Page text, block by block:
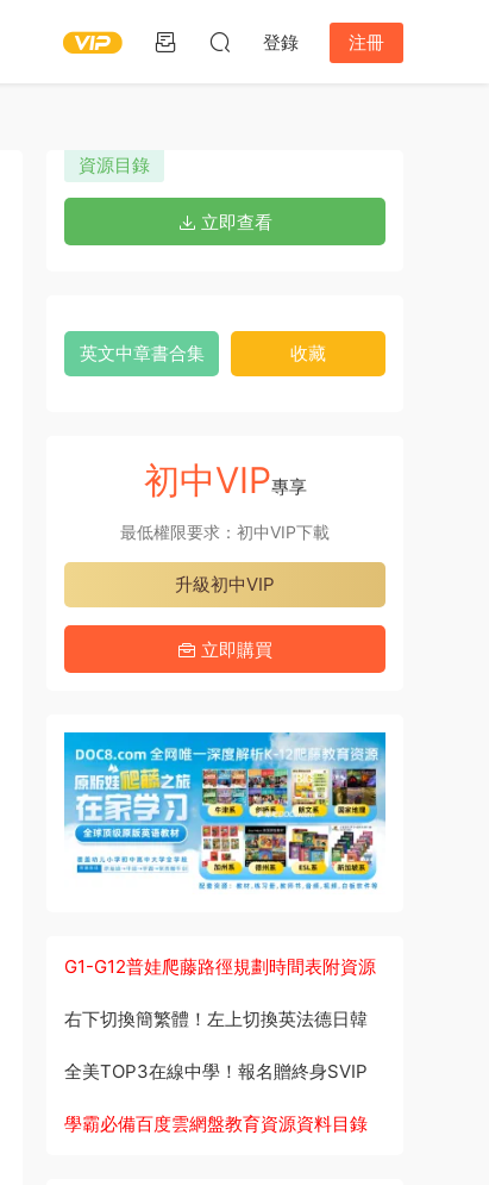
登錄 注冊
資源目錄
立即查看
英文中章書合集 收藏
初中VIP專享
最低權限要求：初中VIP下載
升級初中VIP
立即購買
G1-G12普娃爬藤路徑規劃時間表附資源
右下切換簡繁體！左上切換英法德日韓
全美TOP3在線中學！報名贈終身SVIP
學霸必備百度雲網盤教育資源資料目錄